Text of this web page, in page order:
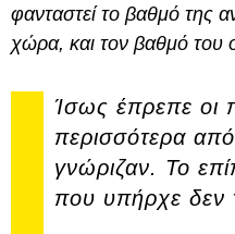
φανταστεί το βαθμό της
χώρα, και τον βαθμό του
Ίσως έπρεπε οι
περισσότερα
γνώριζαν. Το
που υπήρχε δεν